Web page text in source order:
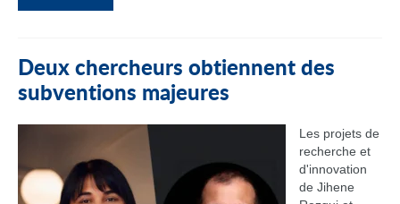
Deux chercheurs obtiennent des
subventions majeures
Les projets de
recherche et
d'innovation
de Jihene